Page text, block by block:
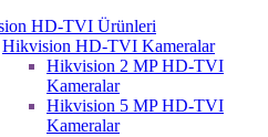
HD-TVI Ürünleri
Hikvision HD-TVI Kameralar
Hikvision 2 MP HD-TVI
Kameralar
Hikvision 5 MP HD-TVI
Kameralar